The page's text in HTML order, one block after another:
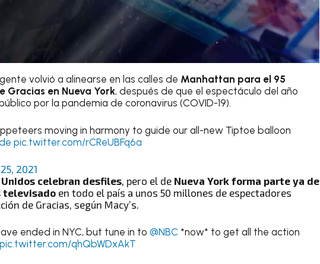
volvió a alinearse en las calles de Manhattan para el 95
Gracias en Nueva York, después de que el espectáculo del año
por la pandemia de coronavirus (COVID-19).
moving in harmony to guide our all-new Tiptoe balloon
pic.twitter.com/rCReUBFq6a
2021
celebran desfiles, pero el de Nueva York forma parte ya de
televisado en todo el país a unos 50 millones de espectadores
de Gracias, según Macy’s.
ended in NYC, but tune in to @NBC *now* to get all the action
pic.twitter.com/qhQbWDxAkT